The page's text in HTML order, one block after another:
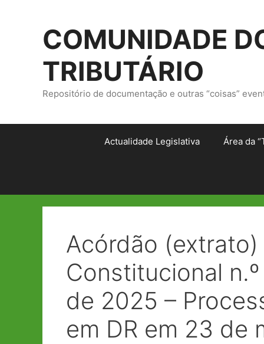
COMUNIDADE
TRIBUTÁRIO
Repositório de documentação e outras “coisas”
Actualidade Legislativa Área da
Acórdão
Constitucional
de 2025 –
em DR em 23 de